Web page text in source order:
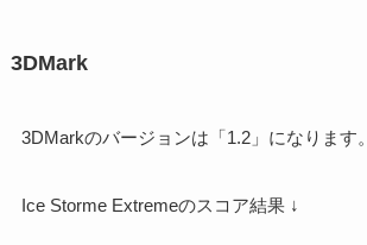
3DMark
3DMarkのバージョンは「1.2」になります。
Ice Storme Extremeのスコア結果 ↓